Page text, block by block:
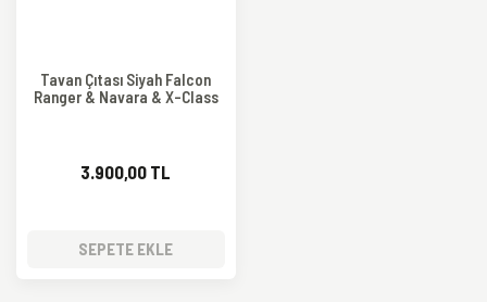
Tavan Çıtası Siyah Falcon
Ranger & Navara & X-Class
3.900,00 TL
SEPETE EKLE